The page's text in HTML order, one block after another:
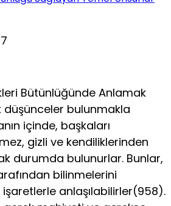
Bütünlüğünde Anlamak
bulunmakla
içinde, başkaları
gizli ve kendiliklerinden
durumda bulunurlar. Bunlar,
bilinmelerini
anlaşılabilirler(958).